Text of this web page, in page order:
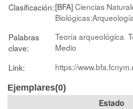
Clasificación:[BFA]Ciencias
Palabras
clave:
Teoría arqueológica
Medio
Link:
https://
Ejemplares(0)
Estado